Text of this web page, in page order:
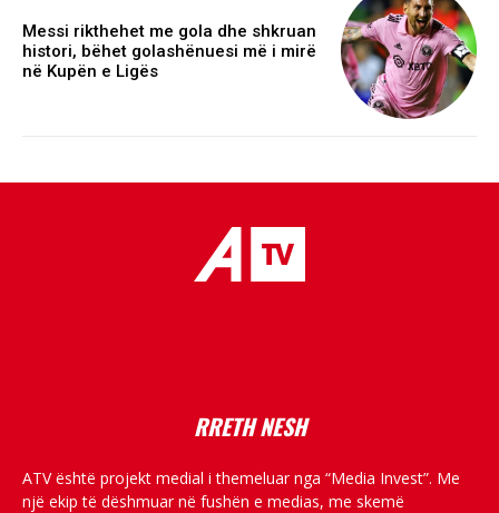
Messi rikthehet me gola dhe shkruan
histori, bëhet golashënuesi më i mirë
në Kupën e Ligës
RRETH NESH
ATV është projekt medial i themeluar nga “Media Invest”. Me
një ekip të dëshmuar në fushën e medias, me skemë